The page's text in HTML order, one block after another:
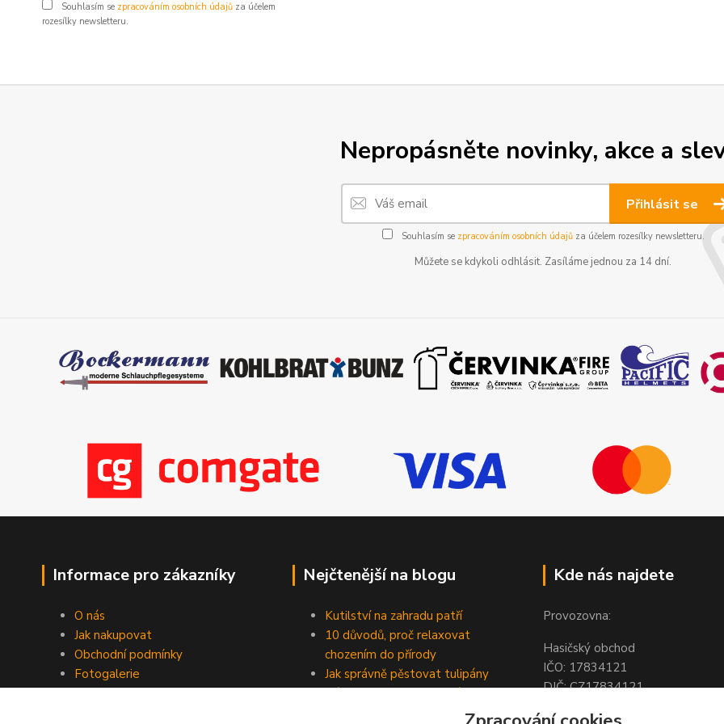
Souhlasím se zpracováním osobních údajů za účelem
rozesílky newsletteru.
Nepropásněte novinky, akce a
Přihlásit se
Souhlasím se zpracováním osobních údajůza účelem rozesílky newsletteru.
Můžete se kdykoli odhlásit. Zasíláme jednou za 14 dní.
Informace pro zákazníky
O nás
Jak nakupovat
Obchodní podmínky
Fotogalerie
Kontakty
Nejčtenější na blogu
Kutilství na zahradu patří
10 důvodů, proč relaxovat
chozením do přírody
Jak správně pěstovat tulipány
Náhodně generovaný článek
Kde nás najdete
Provozovna:
Hasičský obchod
IČO:
DIČ: